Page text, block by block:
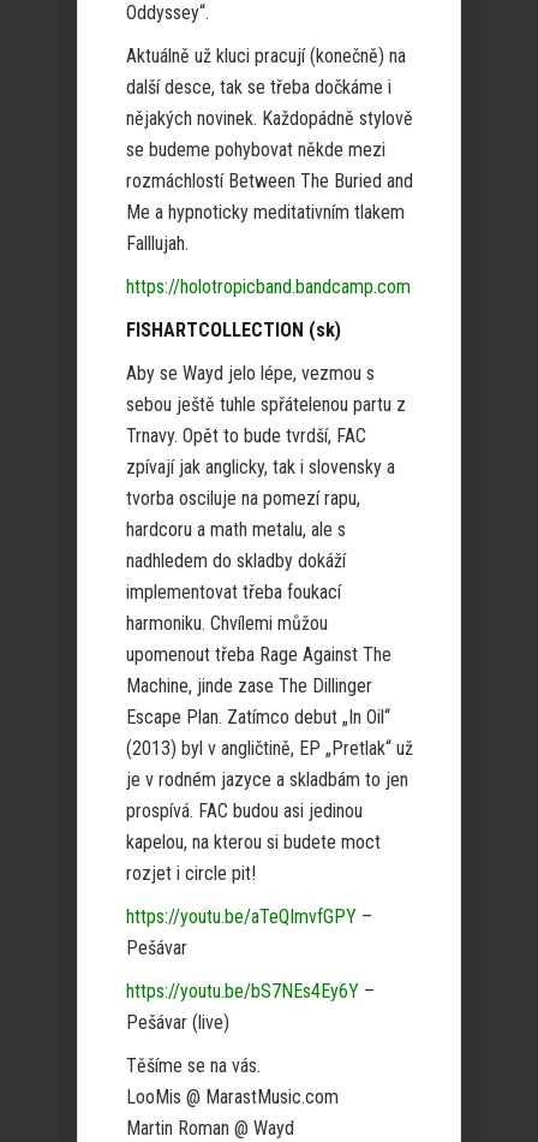
Oddyssey“.
Aktuálně už kluci pracují (konečně) na
další desce, tak se třeba dočkáme i
nějakých novinek. Každopádně stylově
se budeme pohybovat někde mezi
rozmáchlostí Between The Buried and
Me a hypnoticky meditativním tlakem
Falllujah.
https://holotropicband.bandcamp.com
FISHARTCOLLECTION (sk)
Aby se Wayd jelo lépe, vezmou s
sebou ještě tuhle spřátelenou partu z
Trnavy. Opět to bude tvrdší, FAC
zpívají jak anglicky, tak i slovensky a
tvorba osciluje na pomezí rapu,
hardcoru a math metalu, ale s
nadhledem do skladby dokáží
implementovat třeba foukací
harmoniku. Chvílemi můžou
upomenout třeba Rage Against The
Machine, jinde zase The Dillinger
Escape Plan. Zatímco debut „In Oil“
(2013) byl v angličtině, EP „Pretlak“ už
je v rodném jazyce a skladbám to jen
prospívá. FAC budou asi jedinou
kapelou, na kterou si budete moct
rozjet i circle pit!
https://youtu.be/aTeQImvfGPY –
Pešávar
https://youtu.be/bS7NEs4Ey6Y –
Pešávar (live)
Těšíme se na vás.
LooMis @ MarastMusic.com
Martin Roman @ Wayd